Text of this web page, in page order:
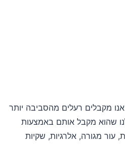
אנו מקבלים רעלים מהסביבה יותר
שהוא מקבל אותם באמצעות
עור מגורה, אלרגיות, שקיות